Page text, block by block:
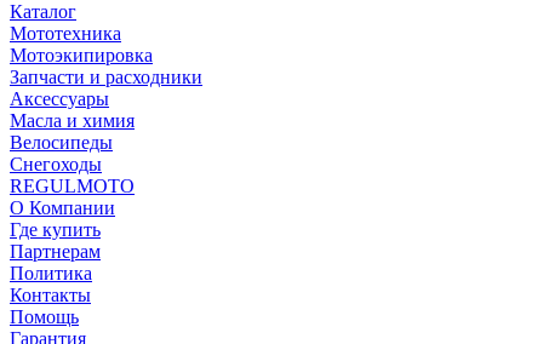
Каталог
Мототехника
Мотоэкипировка
Запчасти и расходники
Аксессуары
Масла и химия
Велосипеды
Снегоходы
REGULMOTO
О Компании
Где купить
Партнерам
Политика
Контакты
Помощь
Гарантия